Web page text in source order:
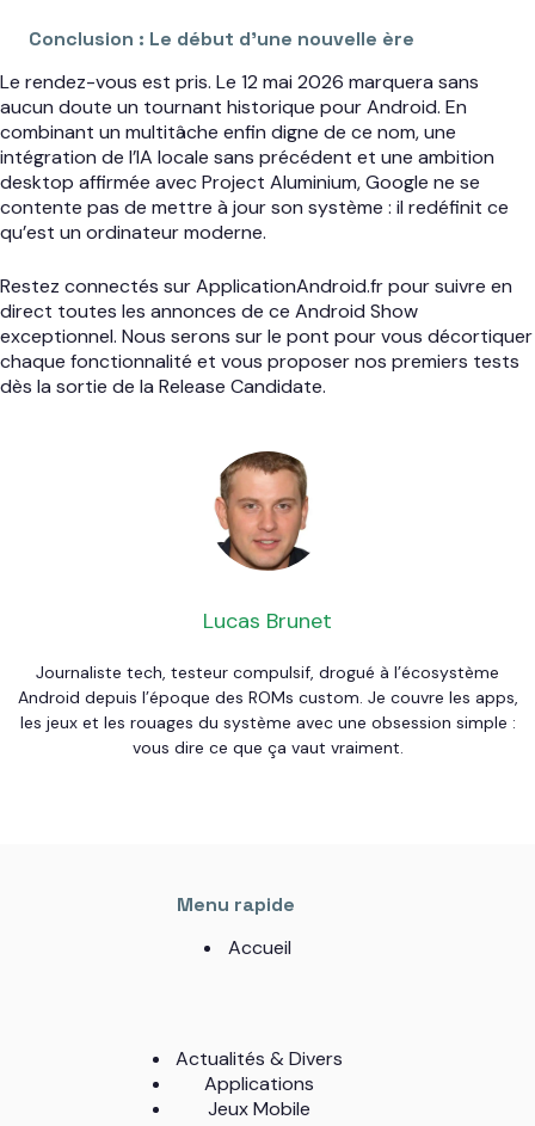
Conclusion : Le début d’une nouvelle ère
Le rendez-vous est pris. Le 12 mai 2026 marquera sans
aucun doute un tournant historique pour Android. En
combinant un multitâche enfin digne de ce nom, une
intégration de l’IA locale sans précédent et une ambition
desktop affirmée avec Project Aluminium, Google ne se
contente pas de mettre à jour son système : il redéfinit ce
qu’est un ordinateur moderne.
Restez connectés sur ApplicationAndroid.fr pour suivre en
direct toutes les annonces de ce Android Show
exceptionnel. Nous serons sur le pont pour vous décortiquer
chaque fonctionnalité et vous proposer nos premiers tests
dès la sortie de la Release Candidate.
Lucas Brunet
Journaliste tech, testeur compulsif, drogué à l’écosystème
Android depuis l’époque des ROMs custom. Je couvre les apps,
les jeux et les rouages du système avec une obsession simple :
vous dire ce que ça vaut vraiment.
Menu rapide
Accueil
Actualités & Divers
Applications
Jeux Mobile